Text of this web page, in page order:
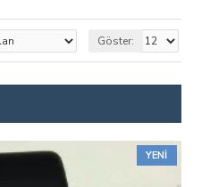
Göster:
YENI